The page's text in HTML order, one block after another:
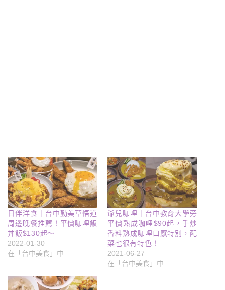
日伴洋食｜台中勤美草悟道
周邊晚餐推薦！平價咖哩飯
丼飯$130起～
2022-01-30
在「台中美食」中
爺兒咖哩｜台中教育大學旁
平價熟成咖哩$90起，手炒
香料熟成咖哩口感特別，配
菜也很有特色！
2021-06-27
在「台中美食」中